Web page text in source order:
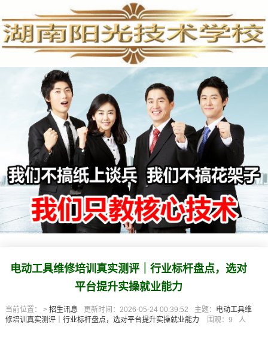
具
维
修
培
训
真
实
测
评
｜
行
标
杆
盘
点
电动工具维修培训真实测评｜行业标杆盘点，选对
平台提升实操就业能力
当前位置： >招生讯息 更新时间：2026-05-24 00:39:52 主题： 电动工具维
修培训真实测评｜行业标杆盘点，选对平台提升实操就业能力
围观：9 人